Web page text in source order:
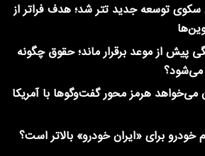
سکوی توسعه جدید تتر شد؛ هدف فراتر از
پیش از موعد برقرار ماند؛ حقوق چگونه
می‌خواهد هرمز محور گفت‌وگوها با آمریکا
خودرو برای «ایران خودرو» بالاتر است؟